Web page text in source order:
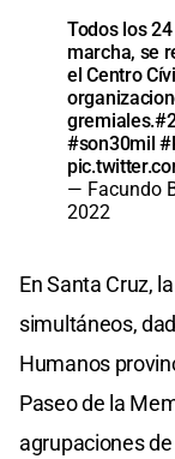
Todos los
marcha, se
el Centro
gremiales.
#son30mil
— Facundo
2022
En Santa Cruz,
simultáneos,
Humanos
Paseo de la
agrupaciones